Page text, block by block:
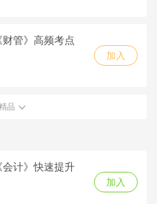
财管》高频考点
加入
经济法》定制学
加入
品
会计》快速提升
加入